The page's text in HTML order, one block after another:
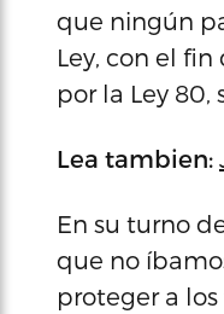
que ningún
Ley, con el
por la Ley 80,
Lea tambien:
En su turno
que no
proteger a los